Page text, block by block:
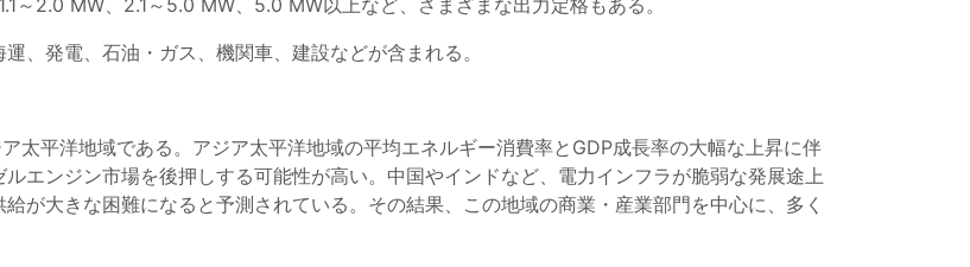
～2.0 MW、2.1～5.0 MW、5.0 MW以上など、さまざまな出力定格もある。
、発電、石油・ガス、機関車、建設などが含まれる。
太平洋地域である。アジア太平洋地域の平均エネルギー消費率とGDP成長率の大幅な上昇に伴
エンジン市場を後押しする可能性が高い。中国やインドなど、電力インフラが脆弱な発展途上
が大きな困難になると予測されている。その結果、この地域の商業・産業部門を中心に、多く